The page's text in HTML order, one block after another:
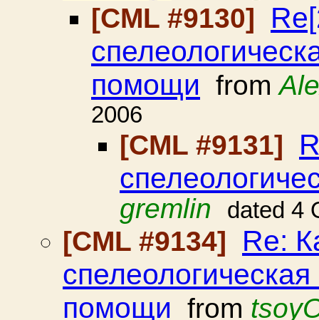
[CML #9130]
помощи from
2006
[CML #9131]
gremlin
dated 4
[CML #9134]
Re:
помощи from